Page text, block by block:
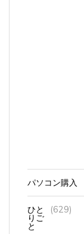
パソコン購入
ひと
と
(629)